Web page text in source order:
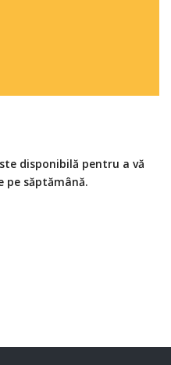
disponibilă pentru a vă
pe săptămână.